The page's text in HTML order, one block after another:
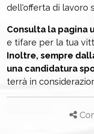
dell'offerta di lavoro
Consulta la pagina
e tifare per la tua
Inoltre, sempre
una candidatura
terrà in